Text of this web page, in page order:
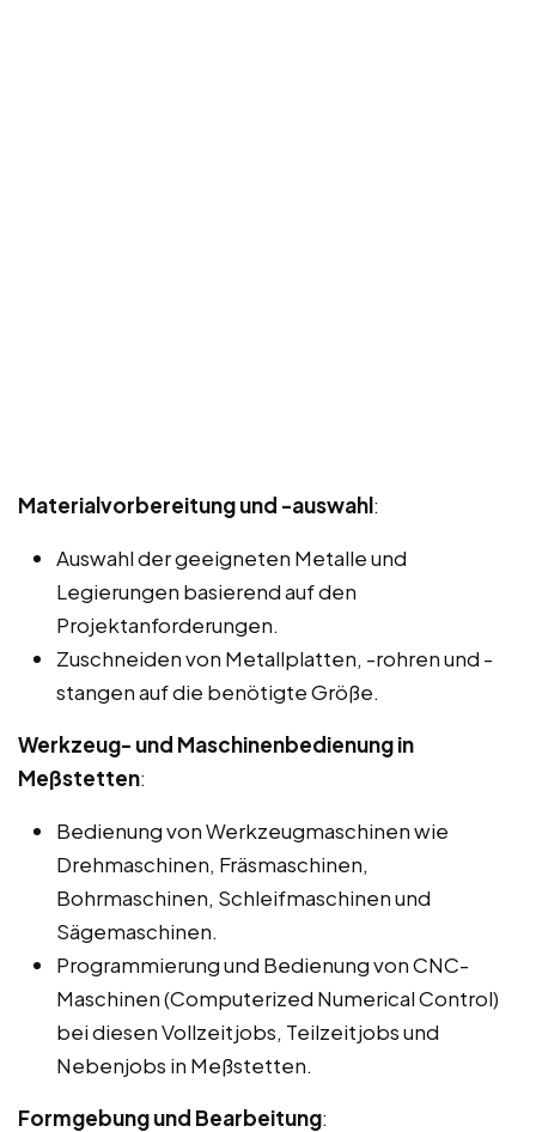
Materialvorbereitung und -auswahl:
Auswahl der geeigneten Metalle und
Legierungen basierend auf den
Projektanforderungen.
Zuschneiden von Metallplatten, -rohren und -
stangen auf die benötigte Größe.
Werkzeug- und Maschinenbedienung in
Meßstetten:
Bedienung von Werkzeugmaschinen wie
Drehmaschinen, Fräsmaschinen,
Bohrmaschinen, Schleifmaschinen und
Sägemaschinen.
Programmierung und Bedienung von CNC-
Maschinen (Computerized Numerical Control)
bei diesen Vollzeitjobs, Teilzeitjobs und
Nebenjobs in Meßstetten.
Formgebung und Bearbeitung: